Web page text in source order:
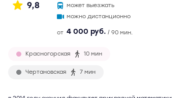
9,8
может выезжать
можно дистанционно
от 4 000 руб. / 90 мин.
Красногорская 10 мин
Чертановская 7 мин